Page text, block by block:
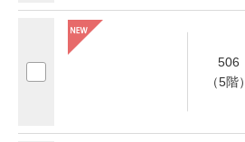
506
（5階）